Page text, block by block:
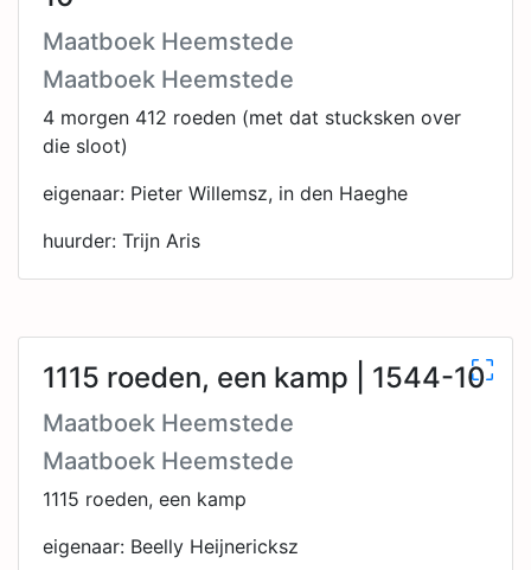
Maatboek Heemstede
Maatboek Heemstede
4 morgen 412 roeden (met dat stucksken over
die sloot)
eigenaar: Pieter Willemsz, in den Haeghe
huurder: Trijn Aris
1115 roeden, een kamp | 1544-10
Maatboek Heemstede
Maatboek Heemstede
1115 roeden, een kamp
eigenaar: Beelly Heijnericksz